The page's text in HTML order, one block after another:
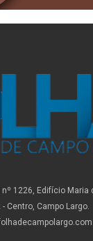
1226, Edifício Maria
- Centro, Campo Largo.